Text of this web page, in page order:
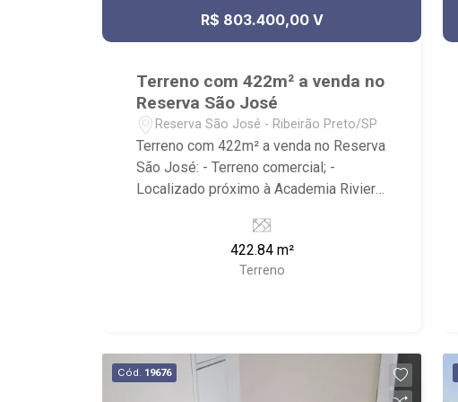
R$ 803.400,00 V
Terreno com 422m² a venda no
Reserva São José
Reserva São José - Ribeirão Preto/SP
Terreno com 422m² a venda no Reserva
São José: - Terreno comercial; -
Localizado próximo à Academia Riviera
Imóveis, referência em venda, compra e
locação. - Sinta-se em casa na Ribeirão
Imóveis, afinal Somos e Vivemos
com foco: Zona Sul, Zona Leste, Centro
e Bonfim Paulista; - para Venda, Compra
422.84 m²
Terreno
Cód. 19676